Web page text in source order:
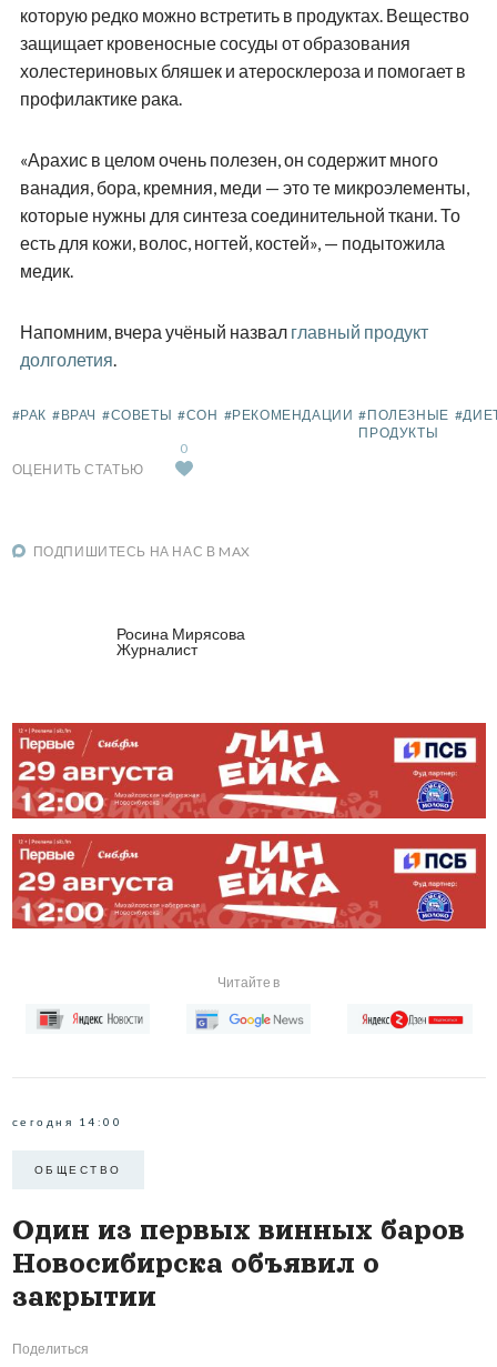
которую редко можно встретить в продуктах. Вещество
защищает кровеносные сосуды от образования
холестериновых бляшек и атеросклероза и помогает в
профилактике рака.
«Арахис в целом очень полезен, он содержит много
ванадия, бора, кремния, меди — это те микроэлементы,
которые нужны для синтеза соединительной ткани. То
есть для кожи, волос, ногтей, костей», — подытожила
медик.
Напомним, вчера учёный назвал главный продукт
долголетия
#РАК #ВРАЧ #СОВЕТЫ #СОН #РЕКОМЕНДАЦИИ #ПОЛЕЗНЫЕ
ПРОДУКТЫ
ОЦЕНИТЬ СТАТЬЮ
0
ПОДПИШИТЕСЬ НА НАС В MAX
Росина Мирясова
Журналист
Читайте в
сегодня 14:00
ОБЩЕСТВО
Один из первых винных баров
Новосибирска объявил о
закрытии
Поделиться